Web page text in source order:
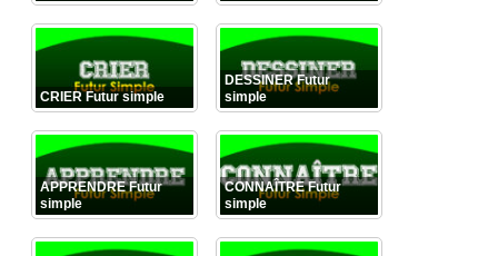
CRIER Futur simple
DESSINER Futur
simple
APPRENDRE Futur
simple
CONNAÎTRE Futur
simple